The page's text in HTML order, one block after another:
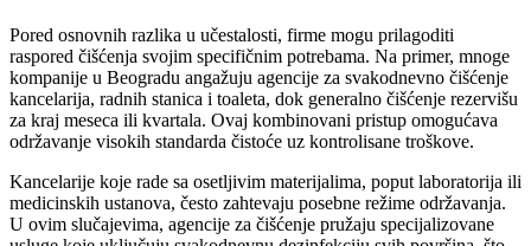
Pored osnovnih razlika u učestalosti, firme mogu prilagoditi
raspored čišćenja svojim specifičnim potrebama. Na primer, mnoge
kompanije u Beogradu angažuju agencije za svakodnevno čišćenje
kancelarija, radnih stanica i toaleta, dok generalno čišćenje rezervišu
za kraj meseca ili kvartala. Ovaj kombinovani pristup omogućava
održavanje visokih standarda čistoće uz kontrolisane troškove.
Kancelarije koje rade sa osetljivim materijalima, poput laboratorija ili
medicinskih ustanova, često zahtevaju posebne režime održavanja.
U ovim slučajevima, agencije za čišćenje pružaju specijalizovane